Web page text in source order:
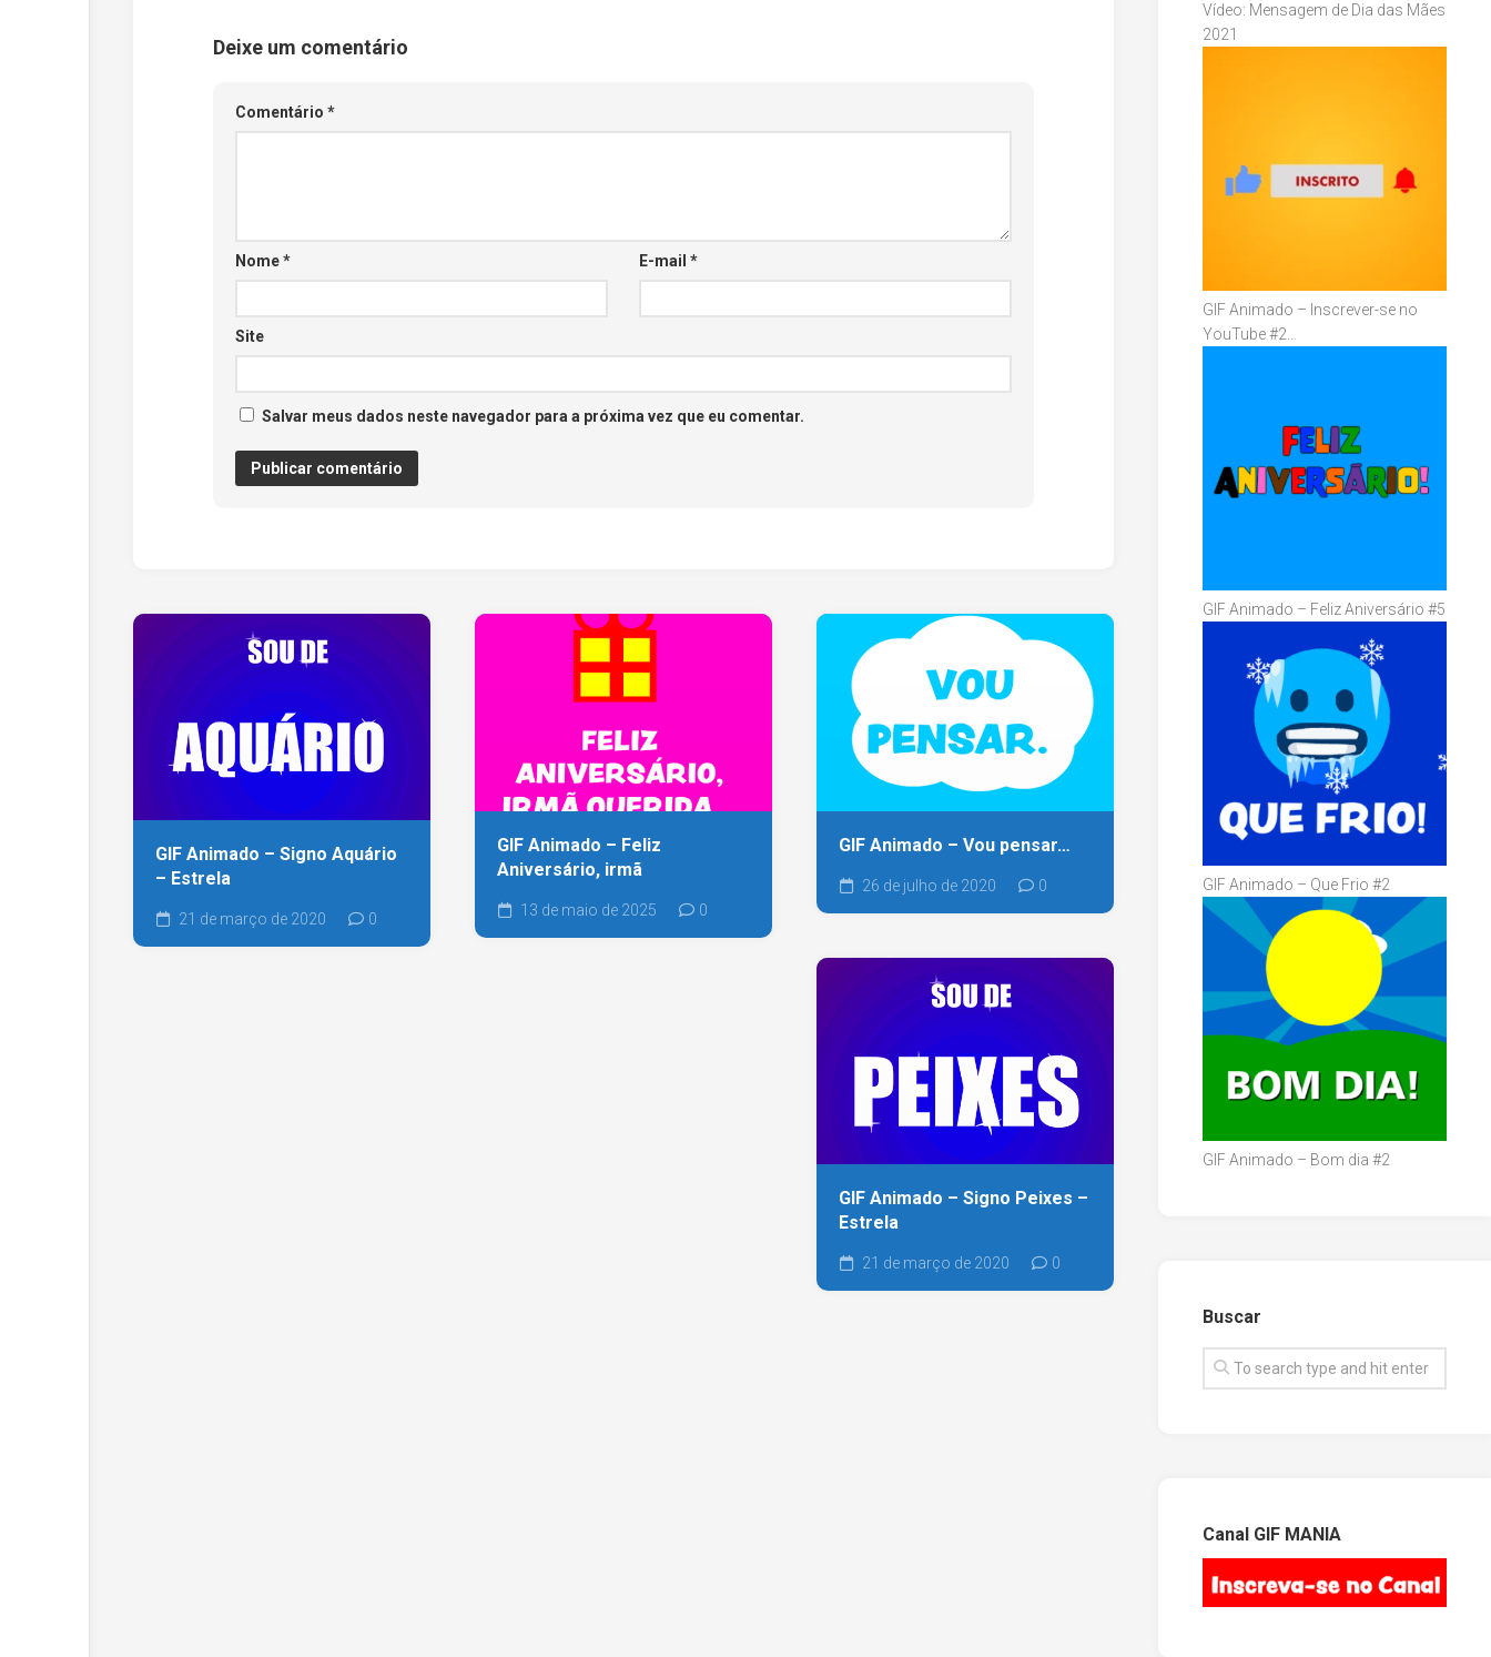
Deixe um comentário
Comentário *
Nome* E-mail *
Site
Salvar meus dados neste navegador para a próxima vez que eu comentar.
GIF Animado – Signo Aquário
– Estrela
21 de março de 2020 0
GIF Animado – Feliz
Aniversário, irmã
13 de maio de 2025 0
GIF Animado – Vou pensar…
26 de julho de 2020 0
GIF Animado – Signo Peixes –
Estrela
21 de março de 2020 0
Vídeo: Mensagem de Dia das Mães
2021
GIF Animado – Inscrever-se no
YouTube #2…
GIF Animado – Feliz Aniversário #5
GIF Animado – Que Frio #2
GIF Animado – Bom dia #2
Buscar
Canal GIF MANIA